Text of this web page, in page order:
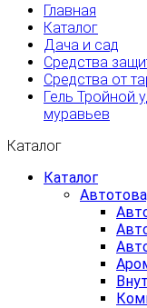
Главная
Каталог
Дача и сад
Средства
Средства от
Гель Тройной
муравьев
Каталог
Каталог